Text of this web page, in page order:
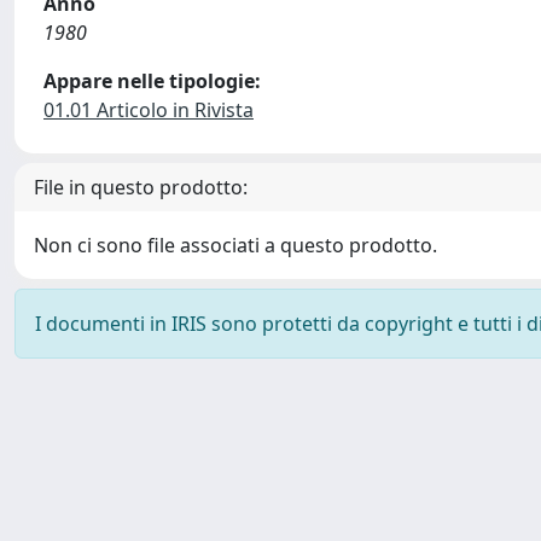
1980
Appare nelle tipologie:
01.01 Articolo in Rivista
File in questo prodotto:
Non ci sono file associati a questo prodotto.
I documenti in IRIS sono protetti da copyright e tutti i